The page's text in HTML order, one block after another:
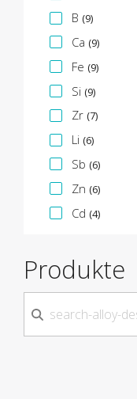
B (9)
Ca (9)
Fe (9)
Si (9)
Zr (7)
Li (6)
Sb (6)
Zn (6)
Cd (4)
Produkte